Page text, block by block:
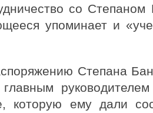
со
упоминает и
Степана
которую ему дали